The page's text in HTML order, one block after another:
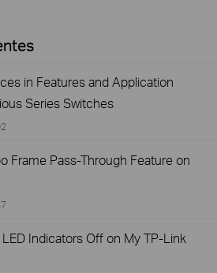
in Features and Application
Series Switches
Frame Pass-Through Feature on
Indicators Off on My TP-Link